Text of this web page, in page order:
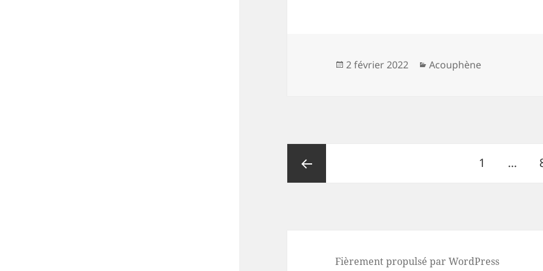
Publié
2 février 2022 Catégories
Acouphène
des
Page
1 …
Fièrement propulsé par WordPress